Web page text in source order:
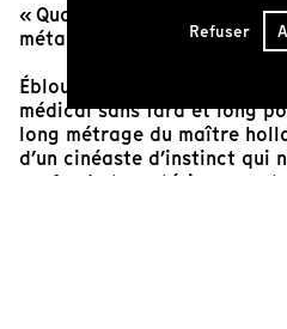
« Quand les choses tournent
métaphores pour l’exprimer.
Éblouissant journal de
médical sans fard et long
long métrage du maître
d’un cinéaste d’instinct qui
profond et mystérieux,
Refuser